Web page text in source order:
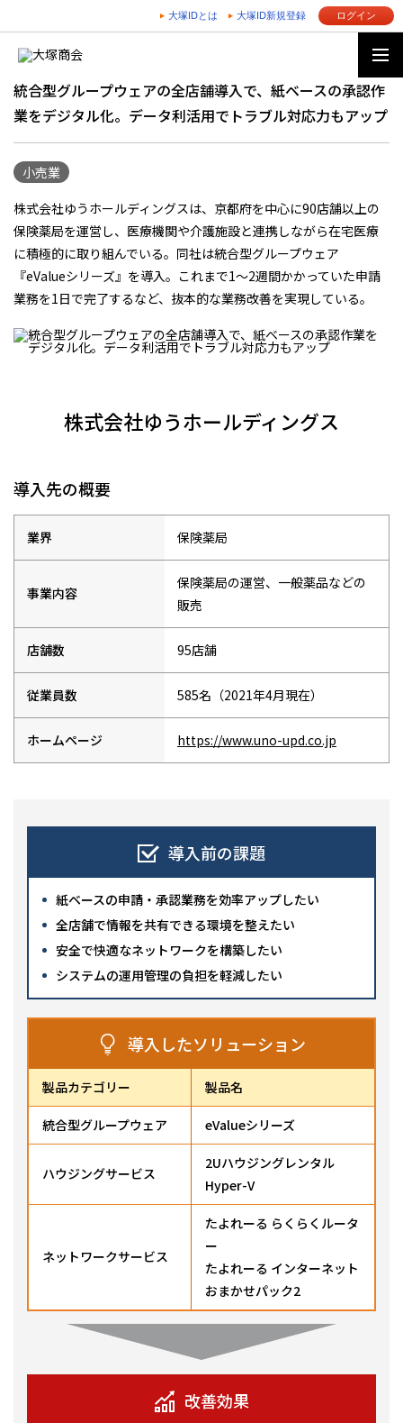
大塚IDとは 大塚ID新規登録 ログイン
統合型グループウェアの全店舗導入で、紙ベースの承認作
業をデジタル化。データ利活用でトラブル対応力もアップ
小売業
株式会社ゆうホールディングスは、京都府を中心に90店舗以上の
保険薬局を運営し、医療機関や介護施設と連携しながら在宅医療
に積極的に取り組んでいる。同社は統合型グループウェア
『eValueシリーズ』を導入。これまで1～2週間かかっていた申請
業務を1日で完了するなど、抜本的な業務改善を実現している。
株式会社ゆうホールディングス
導入先の概要
業界 保険薬局
事業内容
保険薬局の運営、一般薬品などの
販売
店舗数 95店舗
従業員数 585名（2021年4月現在）
ホームページ https://www.uno-upd.co.jp
導入前の課題
紙ベースの申請・承認業務を効率アップしたい
全店舗で情報を共有できる環境を整えたい
安全で快適なネットワークを構築したい
システムの運用管理の負担を軽減したい
導入したソリューション
製品カテゴリー 製品名
統合型グループウェア eValueシリーズ
ハウジングサービス
2Uハウジングレンタル
Hyper-V
ネットワークサービス
たよれーる らくらくルータ
ー
たよれーる インターネット
おまかせパック2
改善効果